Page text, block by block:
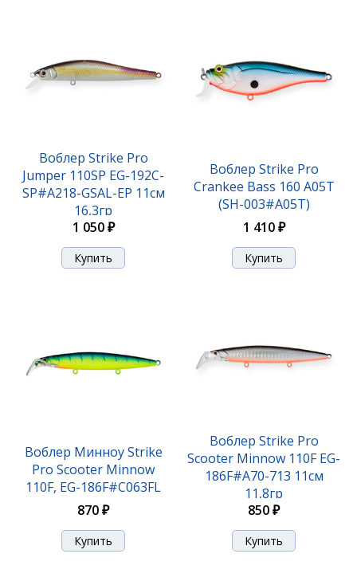
Воблер Strike Pro
Jumper 110SP EG-192C-
SP#A218-GSAL-EP 11см
16,3гр
1 050 ₽
Воблер Strike Pro
Crankee Bass 160 A05T
(SH-003#A05T)
1 410 ₽
Воблер Минноу Strike
Pro Scooter Minnow
110F, EG-186F#C063FL
870 ₽
Воблер Strike Pro
Scooter Minnow 110F EG-
186F#A70-713 11см
11,8гр
850 ₽